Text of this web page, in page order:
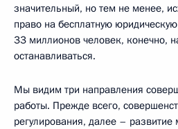
значительный, но тем не менее,
право на бесплатную
33 миллионов человек, конечно,
останавливаться.
Мы видим три направления
работы. Прежде всего,
регулирования, далее –